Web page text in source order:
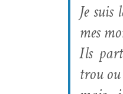
Je suis
mes
Ils
trou